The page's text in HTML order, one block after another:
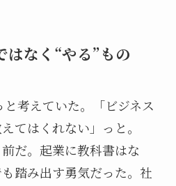
はなく“やる”もの
考えていた。「ビジネス
てはくれない」っと。
だ。起業に教科書はな
踏み出す勇気だった。社